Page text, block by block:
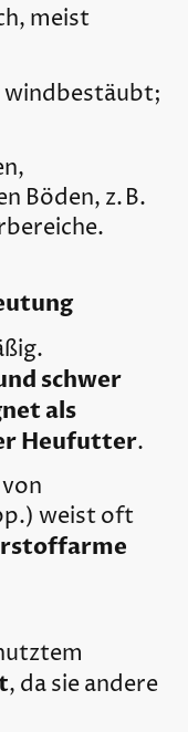
meist
windbestäubt;
Böden, z. B.
schwer
als
Heufutter.
weist oft
, da sie andere